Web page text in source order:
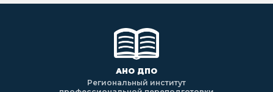
АНО ДПО
Региональный институт